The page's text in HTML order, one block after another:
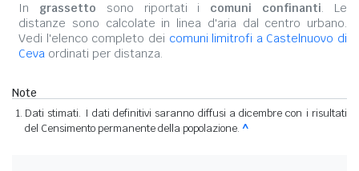
In grassetto sono riportati i comuni confinanti. Le
distanze sono calcolate in linea d'aria dal centro urbano.
Vedi l'elenco completo dei comuni limitrofi a Castelnuovo di
Ceva ordinati per distanza.
Note
Dati stimati. I dati definitivi saranno diffusi a dicembre con i risultati
del Censimento permanente della popolazione. ^